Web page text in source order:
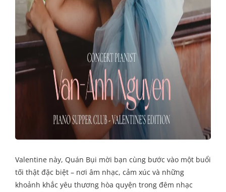
Valentine này, Quán Bụi mời bạn cùng bước vào một buổi
tối thật đặc biệt – nơi âm nhạc, cảm xúc và những
khoảnh khắc yêu thương hòa quyện trong đêm nhạc